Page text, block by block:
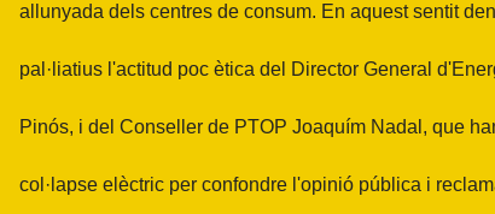
allunyada dels centres de consum. En aquest sentit
pal·liatius l'actitud poc ètica del Director General
Pinós, i del Conseller de PTOP Joaquím Nadal, que
col·lapse elèctric per confondre l'opinió pública i